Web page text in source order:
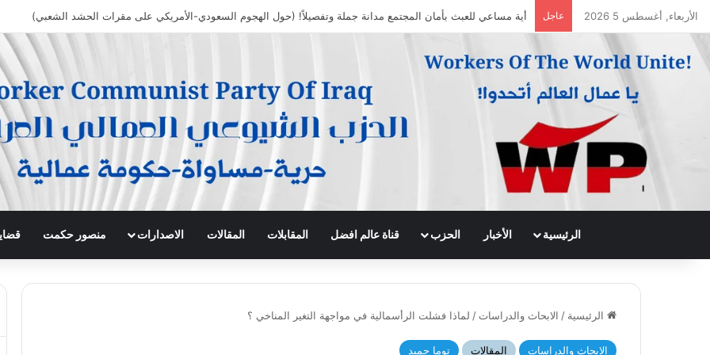
الأربعاء, أغسطس 5 2026 عاجل أية مساعي للعبث بأمان المجتمع مدانة جملة وتفصيلاً! (حول الهجوم السعودي-الأمريكي على مقرات الحشد الشعبي)
الرئيسية الأخبار الحزب قناة عالم افضل المقابلات المقالات الاصدارات منصور حكمت
الرئيسية / الابحاث والدراسات / لماذا فشلت الرأسمالية في مواجهة التغير المناخي ؟
الابحاث والدراسات المقالات توما حميد